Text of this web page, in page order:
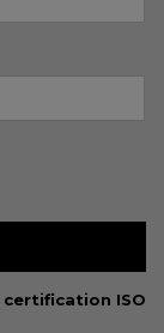
certification ISO